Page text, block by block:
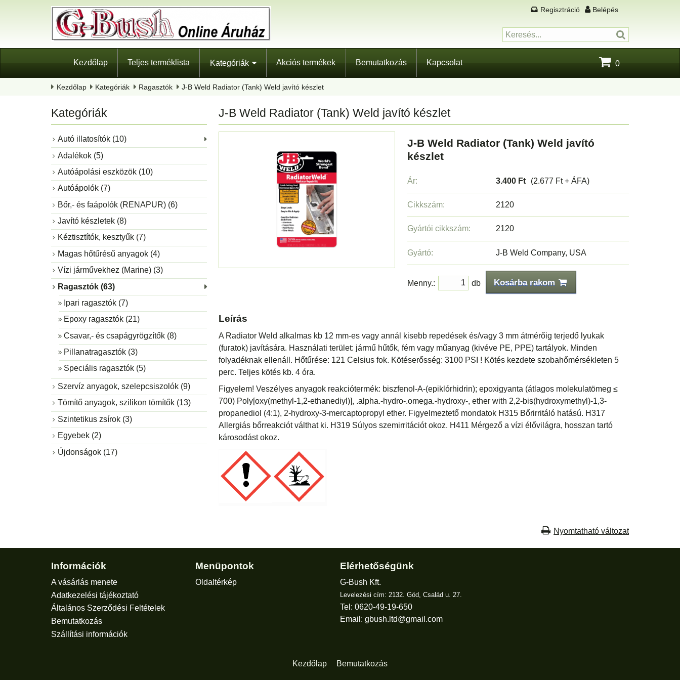
Regisztráció Belépés
Kezdőlap Teljes terméklista Kategóriák Akciós termékek Bemutatkozás Kapcsolat 0
Kezdőlap Kategóriák Ragasztók J-B Weld Radiator (Tank) Weld javító készlet
J-B Weld Radiator (Tank) Weld javító készlet
J-B Weld Radiator (Tank) Weld javító
készlet
Ár: 3.400 Ft (2.677 Ft + ÁFA)
Cikkszám: 2120
Gyártói cikkszám: 2120
Gyártó: J-B Weld Company, USA
Menny.: db Kosárba rakom
Leírás
A Radiator Weld alkalmas kb 12 mm-es vagy annál kisebb repedések és/vagy 3 mm átmérőig terjedő lyukak
(furatok) javítására. Használati terület: jármű hűtők, fém vagy műanyag (kivéve PE, PPE) tartályok. Minden
folyadéknak ellenáll. Hőtűrése: 121 Celsius fok. Kötéserősség: 3100 PSI ! Kötés kezdete szobahőmérsékleten 5
perc. Teljes kötés kb. 4 óra.
Figyelem! Veszélyes anyagok reakciótermék: biszfenol-A-(epiklórhidrin); epoxigyanta (átlagos molekulatömeg ≤
700) Poly[oxy(methyl-1,2-ethanediyl)], .alpha.-hydro-.omega.-hydroxy-, ether with 2,2-bis(hydroxymethyl)-1,3-
propanediol (4:1), 2-hydroxy-3-mercaptopropyl ether. Figyelmeztető mondatok H315 Bőrirritáló hatású. H317
Allergiás bőrreakciót válthat ki. H319 Súlyos szemirritációt okoz. H411 Mérgező a vízi élővilágra, hosszan tartó
károsodást okoz.
Nyomtatható változat
Kategóriák
Autó illatosítók (10)
Adalékok (5)
Autóápolási eszközök (10)
Autóápolók (7)
Bőr,- és faápolók (RENAPUR) (6)
Javító készletek (8)
Kéztisztítók, kesztyűk (7)
Magas hőtűrésű anyagok (4)
Vízi járművekhez (Marine) (3)
Ragasztók (63)
Ipari ragasztók (7)
Epoxy ragasztók (21)
Csavar,- és csapágyrögzítők (8)
Pillanatragasztók (3)
Speciális ragasztók (5)
Szervíz anyagok, szelepcsiszolók (9)
Tömítő anyagok, szilikon tömítők (13)
Szintetikus zsírok (3)
Egyebek (2)
Újdonságok (17)
Információk
A vásárlás menete
Adatkezelési tájékoztató
Általános Szerződési Feltételek
Bemutatkozás
Szállítási információk
Menüpontok
Oldaltérkép
Elérhetőségünk
G-Bush Kft.
Levelezési cím: 2132. Göd, Család u. 27.
Tel: 0620-49-19-650
Email: gbush.ltd@gmail.com
Kezdőlap Bemutatkozás